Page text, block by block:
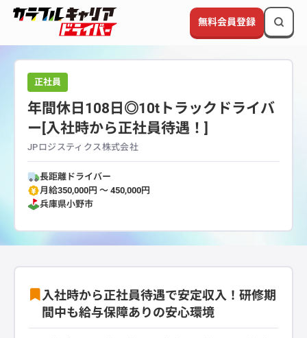
無料会員登録
正社員
年間休日108日◎10tトラックドライバ
ー[入社時から正社員待遇！]
JPロジスティクス株式会社
長距離ドライバー
月給350,000円 〜 450,000円
兵庫県小野市
入社時から正社員待遇で安定収入！研修期
間中も給与保障ありの安心環境